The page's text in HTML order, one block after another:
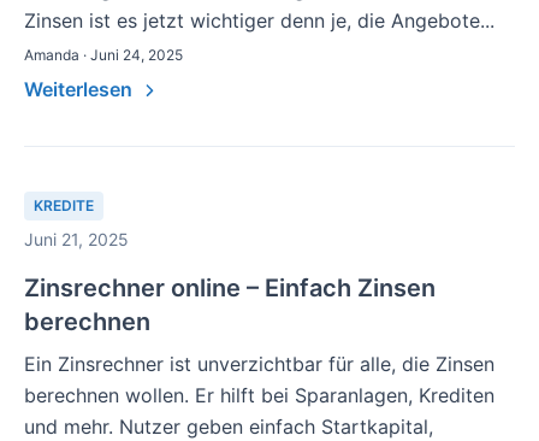
Zinsen ist es jetzt wichtiger denn je, die Angebote...
Amanda · Juni 24, 2025
Weiterlesen
KREDITE
Juni 21, 2025
Zinsrechner online – Einfach Zinsen
berechnen
Ein Zinsrechner ist unverzichtbar für alle, die Zinsen
berechnen wollen. Er hilft bei Sparanlagen, Krediten
und mehr. Nutzer geben einfach Startkapital,